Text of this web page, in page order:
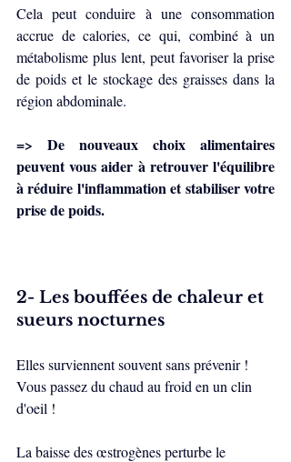
Cela peut conduire à une consommation
accrue de calories, ce qui, combiné à un
métabolisme plus lent, peut favoriser la prise
de poids et le stockage des graisses dans la
région abdominale.
=> De nouveaux choix alimentaires
peuvent vous aider à retrouver l'équilibre
à réduire l'inflammation et stabiliser votre
prise de poids.
2- Les bouffées de chaleur et
sueurs nocturnes
Elles surviennent souvent sans prévenir !
Vous passez du chaud au froid en un clin
d'oeil !
La baisse des œstrogènes perturbe le